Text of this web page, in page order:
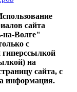
сайта
на-Волге"
с
гиперссылкой
на
сайта, с
информация.